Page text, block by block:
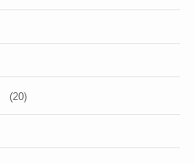
(20)